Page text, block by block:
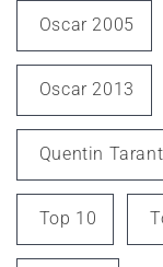
Oscar 2005
Oscar 2013
Quentin
Top 10